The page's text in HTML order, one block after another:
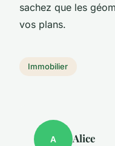
sachez que les
vos plans.
Immobilier
A Alice